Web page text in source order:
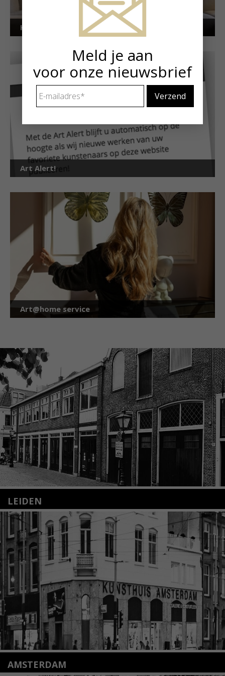
Kunstuitleen voor particulieren
Art Alert!
Art@home service
LEIDEN
Nieuwstraat 35
2312 KA Leiden
+31(0)71 – 52 84 480
info@kunsthuisleiden.nl
Lees meer
AMSTERDAM
Meld je aan
voor onze nieuwsbrief
mailadres *